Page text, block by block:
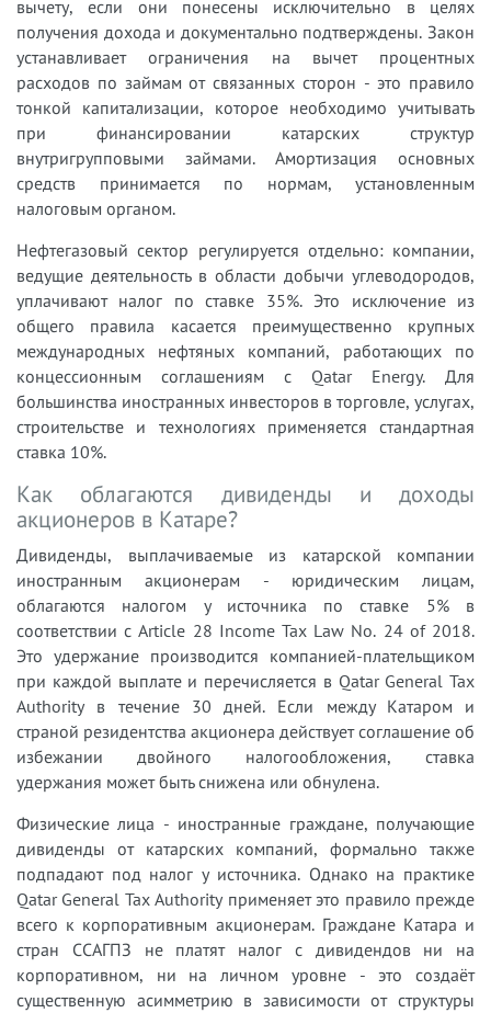
вычету, если они понесены исключительно в целях
получения дохода и документально подтверждены. Закон
устанавливает ограничения на вычет процентных
расходов по займам от связанных сторон - это правило
тонкой капитализации, которое необходимо учитывать
при финансировании катарских структур
внутригрупповыми займами. Амортизация основных
средств принимается по нормам, установленным
налоговым органом.
Нефтегазовый сектор регулируется отдельно: компании,
ведущие деятельность в области добычи углеводородов,
уплачивают налог по ставке 35%. Это исключение из
общего правила касается преимущественно крупных
международных нефтяных компаний, работающих по
концессионным соглашениям с Qatar Energy. Для
большинства иностранных инвесторов в торговле, услугах,
строительстве и технологиях применяется стандартная
ставка 10%.
Как облагаются дивиденды и доходы
акционеров в Катаре?
Дивиденды, выплачиваемые из катарской компании
иностранным акционерам - юридическим лицам,
облагаются налогом у источника по ставке 5% в
соответствии с Article 28 Income Tax Law No. 24 of 2018.
Это удержание производится компанией-плательщиком
при каждой выплате и перечисляется в Qatar General Tax
Authority в течение 30 дней. Если между Катаром и
страной резидентства акционера действует соглашение об
избежании двойного налогообложения, ставка
удержания может быть снижена или обнулена.
Физические лица - иностранные граждане, получающие
дивиденды от катарских компаний, формально также
подпадают под налог у источника. Однако на практике
Qatar General Tax Authority применяет это правило прежде
всего к корпоративным акционерам. Граждане Катара и
стран ССАГПЗ не платят налог с дивидендов ни на
корпоративном, ни на личном уровне - это создаёт
существенную асимметрию в зависимости от структуры